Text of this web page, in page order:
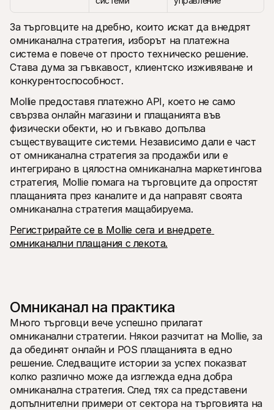
За търговците на дребно, които искат да внедрят
омниканална стратегия, изборът на платежна
система е повече от просто техническо решение.
Става дума за гъвкавост, клиентско изживяване и
конкурентоспособност.
Mollie предоставя платежно API, което не само
свързва онлайн магазини и плащанията във
физически обекти, но и гъвкаво допълва
съществуващите системи. Независимо дали е част
от омниканална стратегия за продажби или е
интегрирано в цялостна омниканална маркетингова
стратегия, Mollie помага на търговците да опростят
плащанията през каналите и да направят своята
омниканална стратегия мащабируема.
Регистрирайте се в Mollie сега и внедрете
омниканални плащания с лекота.
Омниканал на практика
Много търговци вече успешно прилагат
омниканални стратегии. Някои разчитат на Mollie, за
да обединят онлайн и POS плащанията в едно
решение. Следващите истории за успех показват
колко различно може да изглежда една добра
омниканална стратегия. След тях са представени
допълнителни примери от сектора на търговията на